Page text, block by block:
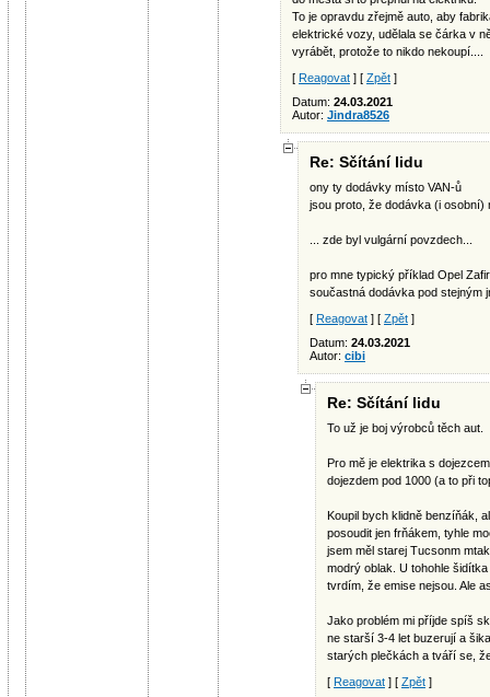
To je opravdu zřejmě auto, aby
elektrické vozy, udělala se čárka v
vyrábět, protože to nikdo nekoupí....
[ Reagovat ] [ Zpět ]
Datum: 24.03.2021
Autor: Jindra8526
Re: Sčítání lidu
ony ty dodávky místo VAN-ů
jsou proto, že dodávka (i osobní)
... zde byl vulgární povzdech...
pro mne typický příklad Opel
součastná dodávka pod stejným
[ Reagovat ] [ Zpět ]
Datum: 24.03.2021
Autor: cibi
Re: Sčítání lidu
To už je boj výrobců těch aut.
Pro mě je elektrika s
dojezdem pod 1000 (a to při
Koupil bych klidně benzíňák,
posoudit jen frňákem, tyhle
jsem měl starej Tucsonm
modrý oblak. U tohohle
tvrdím, že emise nejsou. Ale
Jako problém mi příjde spíš
ne starší 3-4 let buzerují a
starých plečkách a tváří se,
[ Reagovat ] [ Zpět ]